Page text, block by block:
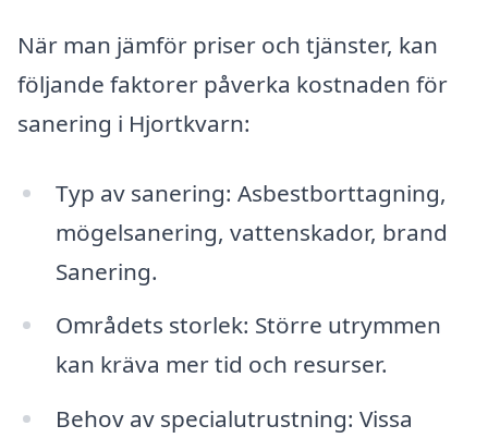
När man jämför priser och tjänster, kan
följande faktorer påverka kostnaden för
sanering i Hjortkvarn:
Typ av sanering: Asbestborttagning,
mögelsanering, vattenskador, brand
Sanering.
Områdets storlek: Större utrymmen
kan kräva mer tid och resurser.
Behov av specialutrustning: Vissa